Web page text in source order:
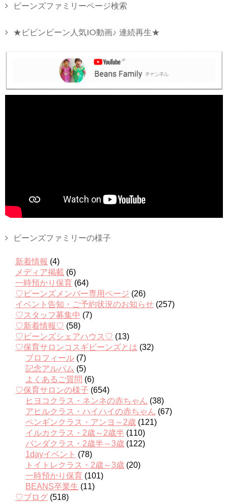
ビーンズファミリーページ検索
★ビビンビーン人気10動画♪ 連続再生★
ビーンズファミリーの様子
新着情報 (4)
メディア掲載 (6)
一時預かり保育 (64)
♡ビーンズメンバー専用ページ (26)
イベント告知・ご予約状況のお知らせ (257)
♡スタッフ募集中 (7)
♡新着情報♡ (58)
♡ビーンズシェアハウス♡ (13)
♡保育サロンコスギビーンズとは (32)
プロフィール (7)
記念アルバム (5)
よくあるご質問 (6)
♡保育サロンの様子 (654)
ヒヨコクラス・ネンネの赤ちゃん (38)
アヒルクラス・ハイハイの赤ちゃん (67)
ペンギンクラス・アンヨ～2歳 (121)
イルカクラス・2歳～2歳半 (110)
パンダクラス・2歳半～3歳 (122)
1dayイベント (78)
トイトレクラス・2歳～3歳 (20)
一時預かり保育 (101)
BEANS卒業生 (11)
♡ブログ (518)